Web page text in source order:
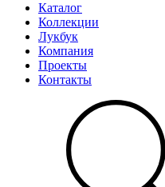
Каталог
Коллекции
Лукбук
Компания
Проекты
Контакты